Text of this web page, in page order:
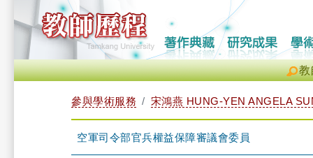
教
參與學術服務 宋鴻燕 HUNG-YEN ANGELA
空軍司令部官兵權益保障審議會委員